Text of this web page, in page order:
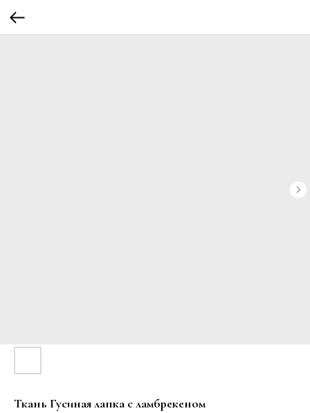
Ткань Гусиная лапка с ламбрекеном